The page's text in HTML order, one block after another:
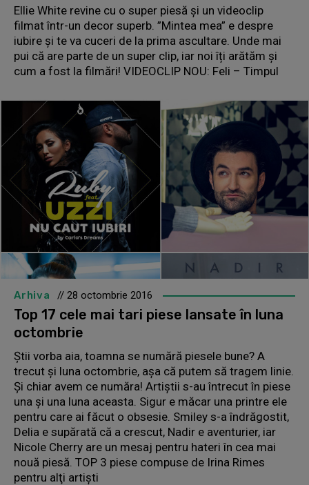
Ellie White revine cu o super piesă și un videoclip
filmat într-un decor superb. ”Mintea mea” e despre
iubire și te va cuceri de la prima ascultare. Unde mai
pui că are parte de un super clip, iar noi îți arătăm și
cum a fost la filmări! VIDEOCLIP NOU: Feli – Timpul
Arhiva // 28 octombrie 2016
Top 17 cele mai tari piese lansate în luna
octombrie
Știi vorba aia, toamna se numără piesele bune? A
trecut și luna octombrie, așa că putem să tragem linie.
Și chiar avem ce număra! Artiștii s-au întrecut în piese
una și una luna aceasta. Sigur e măcar una printre ele
pentru care ai făcut o obsesie. Smiley s-a îndrăgostit,
Delia e supărată că a crescut, Nadir e aventurier, iar
Nicole Cherry are un mesaj pentru hateri în cea mai
nouă piesă. TOP 3 piese compuse de Irina Rimes
pentru alţi artişti